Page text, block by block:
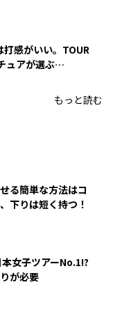
打感がいい。TOUR
ュアが選ぶ
もっと読む
る簡単な方法はコ
下りは短く持つ！
女子ツアーNo.1!?
が必要